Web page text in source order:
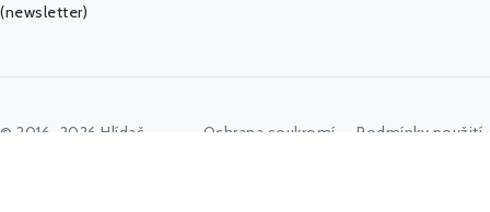
(newsletter)
© 2016–2026 Hlídač
Ochrana soukromí
Podmínky použití